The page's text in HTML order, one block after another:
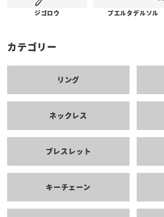
ジゴロウ プエルタデルソル
カテゴリー
リング
ネックレス
ブレスレット
キーチェーン